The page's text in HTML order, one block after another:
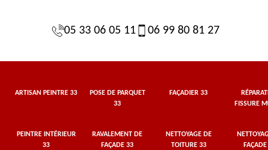
05 33 06 05 11 06 99 80 81 27
ARTISAN PEINTRE 33
POSE DE PARQUET
33
FAÇADIER 33
FISSURE
PEINTRE INTÉRIEUR
33
RAVALEMENT DE
FAÇADE 33
NETTOYAGE DE
TOITURE 33